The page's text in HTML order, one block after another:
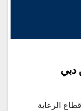
دبي
الرعاية